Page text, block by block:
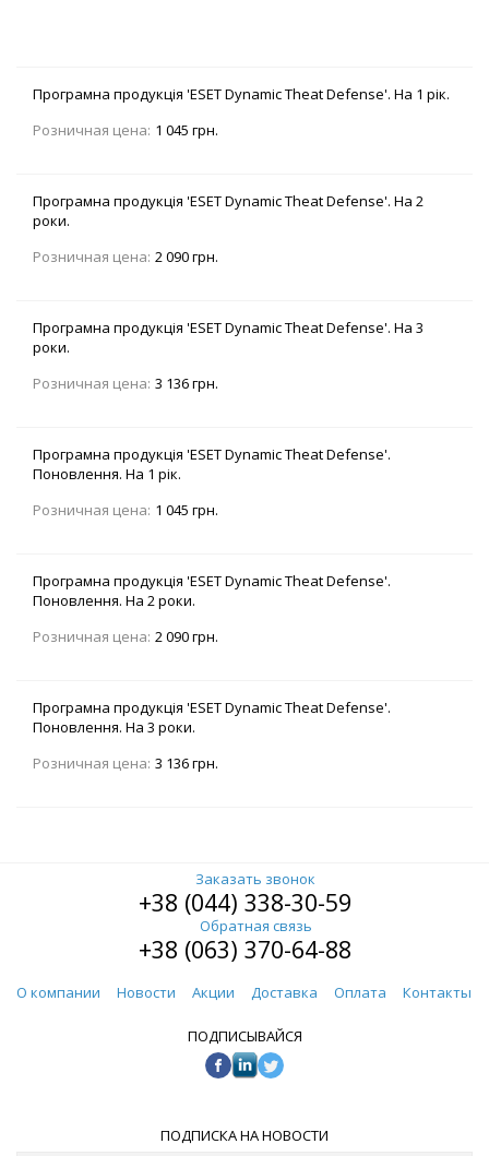
Програмна продукція 'ESET Dynamic Theat Defense'. На 1 рік.
Розничная цена: 1 045 грн.
Програмна продукція 'ESET Dynamic Theat Defense'. На 2
роки.
Розничная цена: 2 090 грн.
Програмна продукція 'ESET Dynamic Theat Defense'. На 3
роки.
Розничная цена: 3 136 грн.
Програмна продукція 'ESET Dynamic Theat Defense'.
Поновлення. На 1 рік.
Розничная цена: 1 045 грн.
Програмна продукція 'ESET Dynamic Theat Defense'.
Поновлення. На 2 роки.
Розничная цена: 2 090 грн.
Програмна продукція 'ESET Dynamic Theat Defense'.
Поновлення. На 3 роки.
Розничная цена: 3 136 грн.
Заказать звонок
+38 (044) 338-30-59
Обратная связь
+38 (063) 370-64-88
О компании Новости Акции Доставка Оплата Контакты
ПОДПИСЫВАЙСЯ
ПОДПИСКА НА НОВОСТИ